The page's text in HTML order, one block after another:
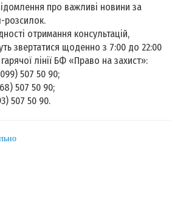
про важливі новини за
отримання консультацій,
звертатися щоденно з 7:00 до 22:00
лінії БФ «Право на захист»:
507 50 90;
507 50 90;
507 50 90.